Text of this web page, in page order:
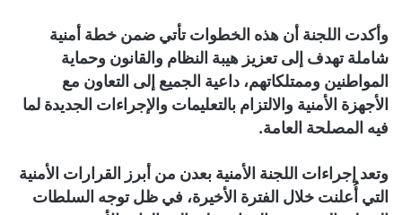
وأكدت اللجنة أن هذه الخطوات تأتي ضمن خطة أمنية
شاملة تهدف إلى تعزيز هيبة النظام والقانون وحماية
المواطنين وممتلكاتهم، داعية الجميع إلى التعاون مع
الأجهزة الأمنية والالتزام بالتعليمات والإجراءات الجديدة لما
فيه المصلحة العامة.
وتعد إجراءات اللجنة الأمنية بعدن من أبرز القرارات الأمنية
التي أُعلنت خلال الفترة الأخيرة، في ظل توجه السلطات